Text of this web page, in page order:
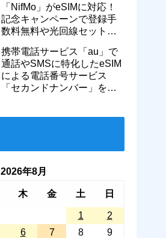
「NifMo」がeSIMに対応！
記念キャンペーンで登録手
数料無料や光回線セットで
770円割引に
携帯電話サービス「au」で
通話やSMSに特化したeSIM
による電話番号サービス
「セカンドナンバー」を提
2026年8月
木 金 土 日
1
2
6 7 8 9